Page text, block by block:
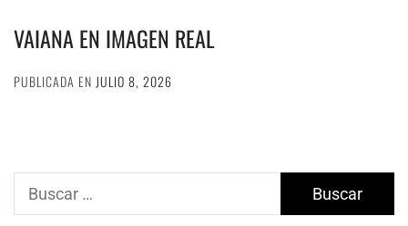
VAIANA EN IMAGEN REAL
PUBLICADA EN JULIO 8, 2026
Buscar: